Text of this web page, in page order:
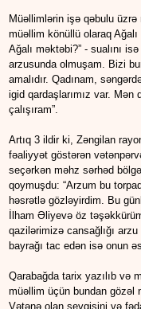
Müəllimlərin işə qəbulu
müəllim könüllü olaraq
Ağalı məktəbi?” - sualını
arzusunda olmuşam. Bizi
amalıdır. Qadınam,
igid qardaşlarımız var.
çalışıram”.
Artıq 3 ildir ki, Zəngilan
fəaliyyət göstərən
seçərkən məhz sərhəd
qoymuşdu: “Arzum bu
həsrətlə gözləyirdim. Bu
İlham Əliyevə öz
qazilərimizə cansağlığı
bayrağı tac edən isə onun
Qarabağda tarix yazılıb və
müəllim üçün bundan gözəl
Vətənə olan sevgisini və